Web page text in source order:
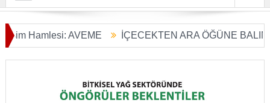
AVEME İÇECEKTEN ARA ÖĞÜNE BALIN
Dönüşümü Başladı